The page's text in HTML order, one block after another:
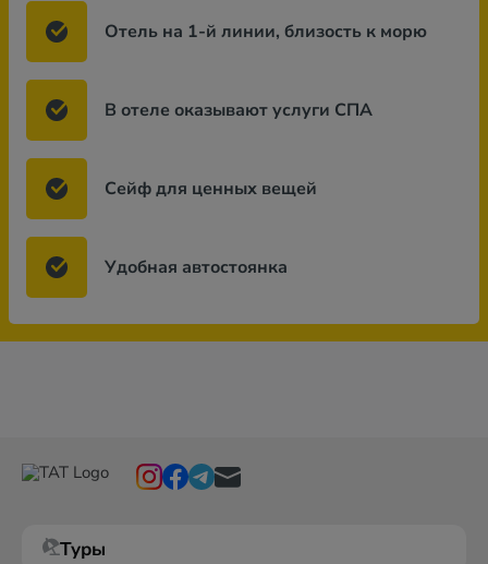
Отель на 1-й линии, близость к морю
В отеле оказывают услуги СПА
Сейф для ценных вещей
Удобная автостоянка
Туры